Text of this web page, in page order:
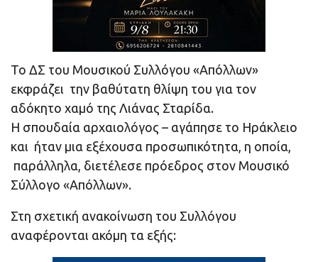
Το ΔΣ του Μουσικού Συλλόγου «Απόλλων»
εκφράζει την βαθύτατη θλίψη του για τον
αδόκητο χαμό της Λιάνας Σταρίδα.
Η σπουδαία αρχαιολόγος – αγάπησε το Ηράκλειο
και ήταν μια εξέχουσα προσωπικότητα, η οποία,
παράλληλα, διετέλεσε πρόεδρος στον Μουσικό
Σύλλογο «Απόλλων».
Στη σχετική ανακοίνωση του Συλλόγου
αναφέρονται ακόμη τα εξής: